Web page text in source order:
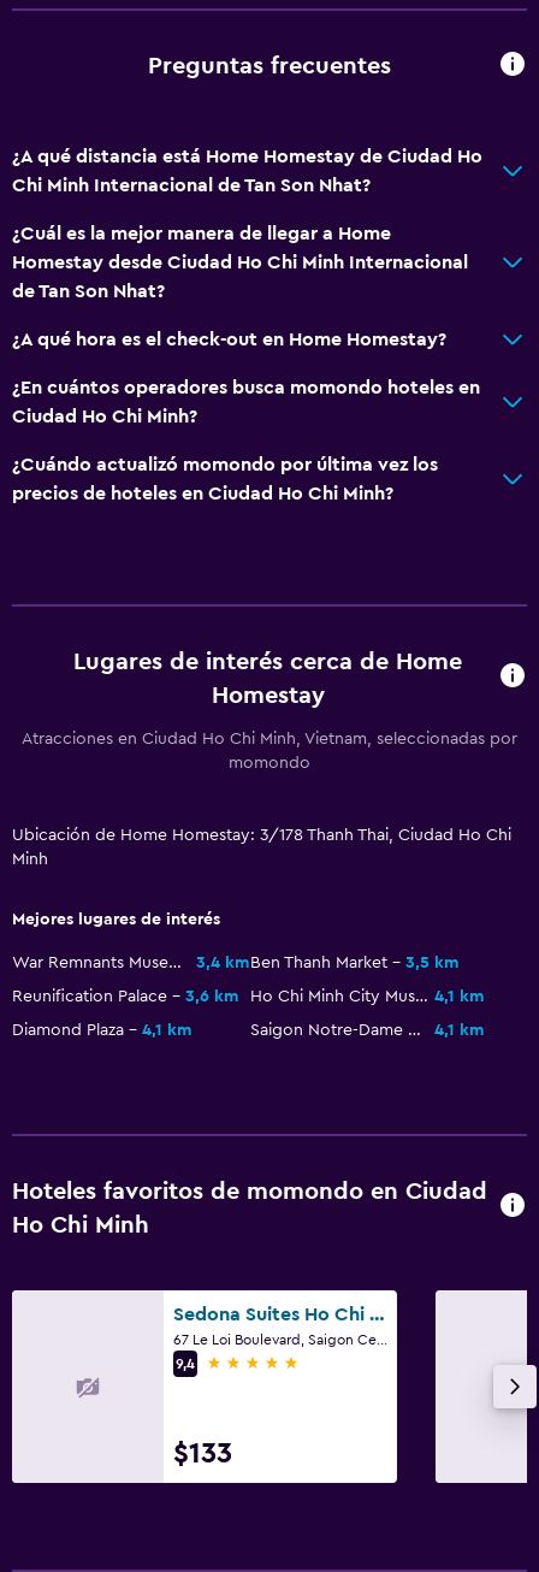
Preguntas frecuentes
¿A qué distancia está Home Homestay de Ciudad Ho
Chi Minh Internacional de Tan Son Nhat?
¿Cuál es la mejor manera de llegar a Home
Homestay desde Ciudad Ho Chi Minh Internacional
de Tan Son Nhat?
¿A qué hora es el check-out en Home Homestay?
¿En cuántos operadores busca momondo hoteles en
Ciudad Ho Chi Minh?
¿Cuándo actualizó momondo por última vez los
precios de hoteles en Ciudad Ho Chi Minh?
Lugares de interés cerca de Home
Homestay
Atracciones en Ciudad Ho Chi Minh, Vietnam, seleccionadas por
momondo
Ubicación de Home Homestay: 3/178 Thanh Thai, Ciudad Ho Chi
Minh
Mejores lugares de interés
War Remnants Museum 3,4 kmBen Thanh Market
3,5 km
Reunification Palace
3,6 km Ho Chi Minh City Museum 4,1 km
Diamond Plaza
4,1 km Saigon Notre-Dame Basilica 4,1 km
Hoteles favoritos de momondo en Ciudad
Ho Chi Minh
Sedona Suites Ho Chi Minh City
9,4
5 estrellas
$133